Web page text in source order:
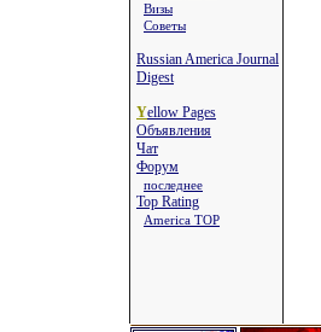
Визы
Советы
Russian America Journal
Digest
Yellow Pages
Объявления
Чат
Форум
последнее
Top Rating
America TOP